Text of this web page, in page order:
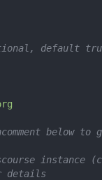
default
below
instance
details